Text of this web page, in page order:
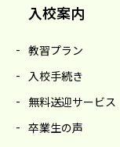
入校案内
教習プラン
入校手続き
無料送迎サービス
卒業生の声